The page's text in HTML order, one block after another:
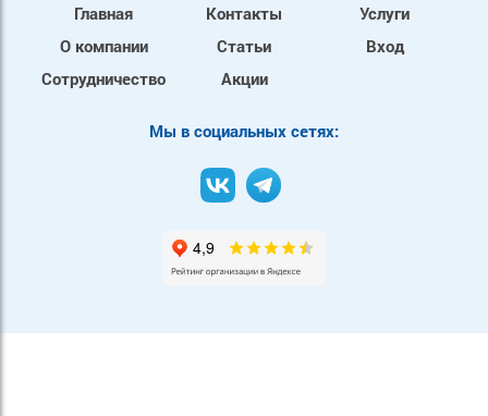
Главная
О компании
Сотрудничество
Контакты
Статьи
Акции
Услуги
Вход
Mы в социальных сетях: